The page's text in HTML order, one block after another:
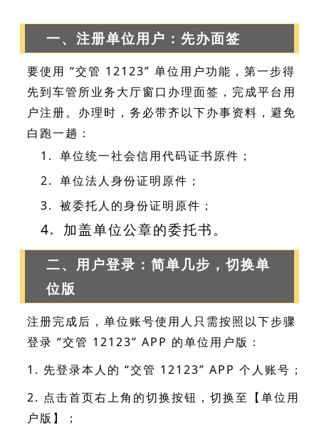
一、注册单位用户：先办面签
要使用 “交管 12123” 单位用户功能，第一步得
先到车管所业务大厅窗口办理面签，完成平台用
户注册。办理时，务必带齐以下办事资料，避免
白跑一趟：
1. 单位统一社会信用代码证书原件；
2. 单位法人身份证明原件；
3. 被委托人的身份证明原件；
4. 加盖单位公章的委托书。
二、用户登录：简单几步，切换单
位版
注册完成后，单位账号使用人只需按照以下步骤
登录 “交管 12123” APP 的单位用户版：
1. 先登录本人的 “交管 12123” APP 个人账号；
2. 点击首页右上角的切换按钮，切换至【单位用
户版】；